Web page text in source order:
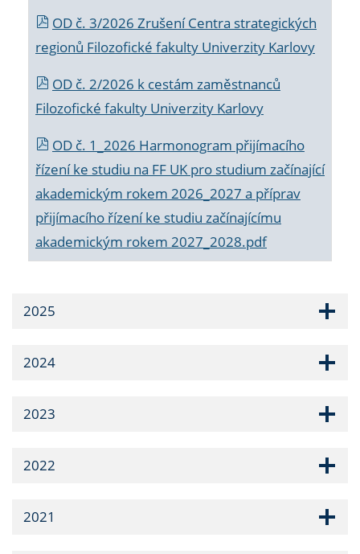
OD č. 3/2026 Zrušení Centra strategických
regionů Filozofické fakulty Univerzity Karlovy
OD č. 2/2026 k cestám zaměstnanců
Filozofické fakulty Univerzity Karlovy
OD č. 1_2026 Harmonogram přijímacího
řízení ke studiu na FF UK pro studium začínající
akademickým rokem 2026_2027 a příprav
přijímacího řízení ke studiu začínajícímu
akademickým rokem 2027_2028.pdf
2025
2024
2023
2022
2021